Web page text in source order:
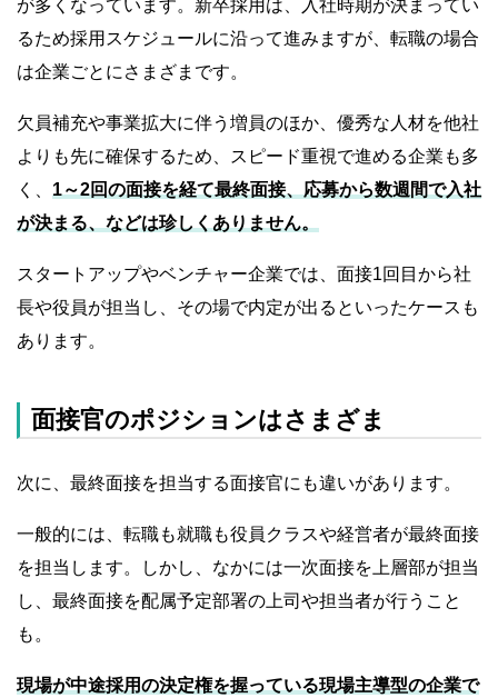
が多くなっています。新卒採用は、入社時期が決まってい
るため採用スケジュールに沿って進みますが、転職の場合
は企業ごとにさまざまです。
欠員補充や事業拡大に伴う増員のほか、優秀な人材を他社
よりも先に確保するため、スピード重視で進める企業も多
く、 1～2回の面接を経て最終面接、応募から数週間で入社
が決まる、などは珍しくありません。
スタートアップやベンチャー企業では、面接1回目から社
長や役員が担当し、その場で内定が出るといったケースも
あります。
面接官のポジションはさまざま
次に、最終面接を担当する面接官にも違いがあります。
一般的には、転職も就職も役員クラスや経営者が最終面接
を担当します。しかし、なかには一次面接を上層部が担当
し、最終面接を配属予定部署の上司や担当者が行うこと
も。
現場が中途採用の決定権を握っている現場主導型の企業で